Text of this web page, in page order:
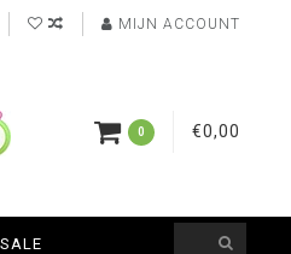
MIJN ACCOUNT
0 €0,00